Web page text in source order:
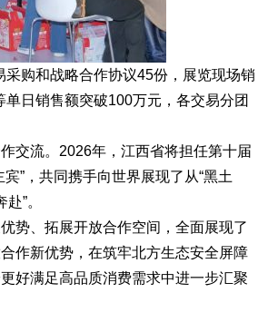
购和战略合作协议45份，展览现场销
日销售额突破100万元，各交易分团
流。2026年，江西省将担任第十届
”，共同携手向世界展现了从“黑土
”。
、拓展开放合作空间，全面展现了
作新优势，在筑牢北方生态安全屏障
好满足高品质消费需求中进一步汇聚